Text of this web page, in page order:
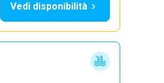
Vedi disponibilità